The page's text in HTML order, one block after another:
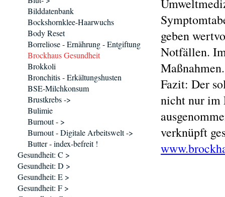
geben
Notfällen.
Maßnahmen.
Fazit: Der
nicht nur im
verknüpft
Bilddatenbank
Bockshornklee-Haarwuchs
Body Reset
Borreliose - Ernährung - Entgiftung
Brockhaus Gesundheit
Brokkoli
Bronchitis - Erkältungshusten
BSE-Milchkonsum
Brustkrebs ->
Bulimie
Burnout - >
Burnout - Digitale Arbeitswelt ->
Butter - index-befreit !
Gesundheit: C >
Gesundheit: D >
Gesundheit: E >
Gesundheit: F >